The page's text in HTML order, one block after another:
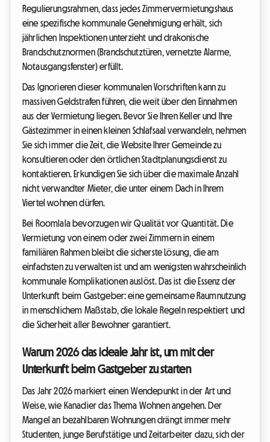
Regulierungsrahmen, dass jedes Zimmervermietungshaus
eine spezifische kommunale Genehmigung erhält, sich
jährlichen Inspektionen unterzieht und drakonische
Brandschutznormen (Brandschutztüren, vernetzte Alarme,
Notausgangsfenster) erfüllt.
Das Ignorieren dieser kommunalen Vorschriften kann zu
massiven Geldstrafen führen, die weit über den Einnahmen
aus der Vermietung liegen. Bevor Sie Ihren Keller und Ihre
Gästezimmer in einen kleinen Schlafsaal verwandeln, nehmen
Sie sich immer die Zeit, die Website Ihrer Gemeinde zu
konsultieren oder den örtlichen Stadtplanungsdienst zu
kontaktieren. Erkundigen Sie sich über die maximale Anzahl
nicht verwandter Mieter, die unter einem Dach in Ihrem
Viertel wohnen dürfen.
Bei Roomlala bevorzugen wir Qualität vor Quantität. Die
Vermietung von einem oder zwei Zimmern in einem
familiären Rahmen bleibt die sicherste Lösung, die am
einfachsten zu verwalten ist und am wenigsten wahrscheinlich
kommunale Komplikationen auslöst. Das ist die Essenz der
Unterkunft beim Gastgeber: eine gemeinsame Raumnutzung
in menschlichem Maßstab, die lokale Regeln respektiert und
die Sicherheit aller Bewohner garantiert.
Warum 2026 das ideale Jahr ist, um mit der
Unterkunft beim Gastgeber zu starten
Das Jahr 2026 markiert einen Wendepunkt in der Art und
Weise, wie Kanadier das Thema Wohnen angehen. Der
Mangel an bezahlbaren Wohnungen drängt immer mehr
Studenten, junge Berufstätige und Zeitarbeiter dazu, sich der